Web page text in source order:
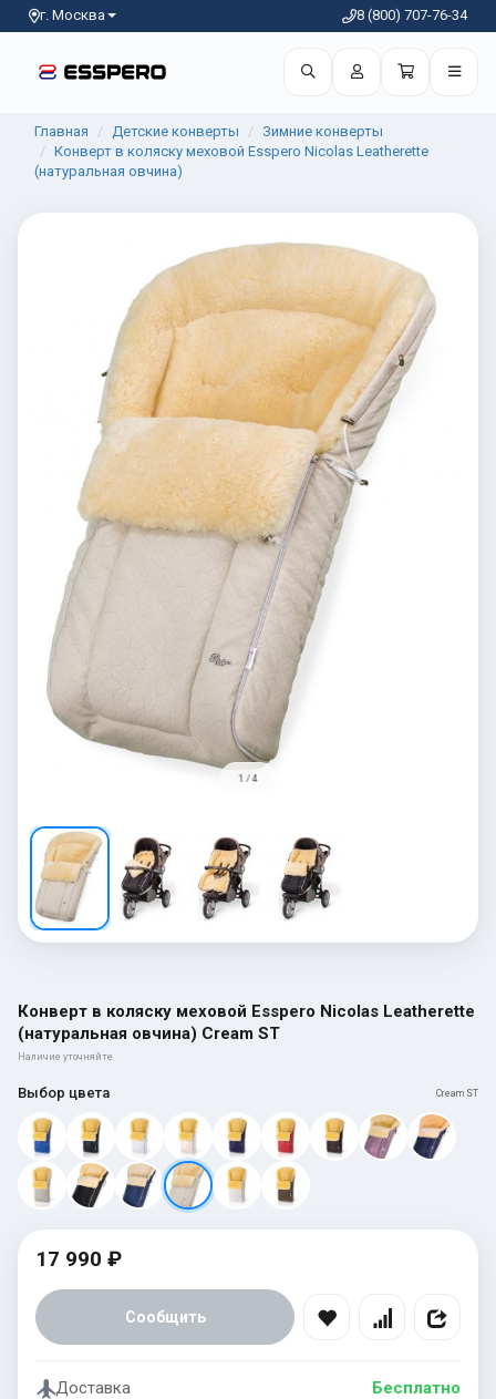
г. Москва 8 (800) 707-76-34
Главная Детские конверты
Зимние конверты
Конверт в коляску меховой Esspero Nicolas Leatherette
(натуральная овчина)
1 / 4
Конверт в коляску меховой Esspero Nicolas Leatherette
(натуральная овчина) Cream ST
Наличие уточняйте
Выбор цвета Cream ST
17 990 ₽
Сообщить
Доставка Бесплатно